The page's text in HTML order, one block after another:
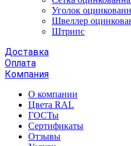
Уголок
Швеллер
Штрипс
Доставка
Оплата
Компания
О компании
Цвета RAL
ГОСТы
Сертификаты
Отзывы